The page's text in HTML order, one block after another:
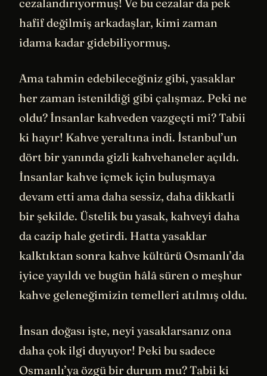
cezalandırıyormuş! Ve bu cezalar da pek
hafif değilmiş arkadaşlar, kimi zaman
idama kadar gidebiliyormuş.
Ama tahmin edebileceğiniz gibi, yasaklar
her zaman istenildiği gibi çalışmaz. Peki ne
oldu? İnsanlar kahveden vazgeçti mi? Tabii
ki hayır! Kahve yeraltına indi. İstanbul’un
dört bir yanında gizli kahvehaneler açıldı.
İnsanlar kahve içmek için buluşmaya
devam etti ama daha sessiz, daha dikkatli
bir şekilde. Üstelik bu yasak, kahveyi daha
da cazip hale getirdi. Hatta yasaklar
kalktıktan sonra kahve kültürü Osmanlı’da
iyice yayıldı ve bugün hâlâ süren o meşhur
kahve geleneğimizin temelleri atılmış oldu.
İnsan doğası işte, neyi yasaklarsanız ona
daha çok ilgi duyuyor! Peki bu sadece
Osmanlı’ya özgü bir durum mu? Tabii ki